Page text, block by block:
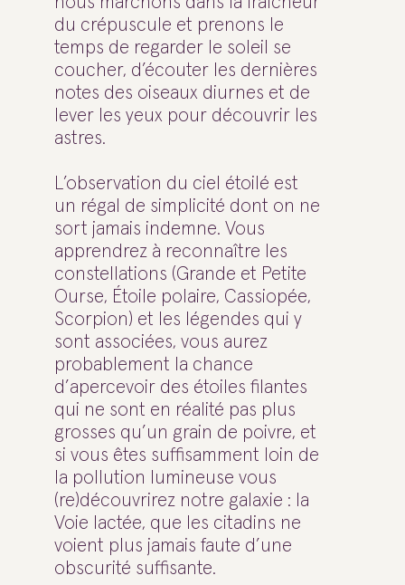
du crépuscule et prenons le
temps de regarder le soleil se
coucher, d’écouter les dernières
notes des oiseaux diurnes et de
lever les yeux pour découvrir les
astres.
L’observation du ciel étoilé est
un régal de simplicité dont on ne
sort jamais indemne. Vous
apprendrez à reconnaître les
constellations (Grande et Petite
Ourse, Étoile polaire, Cassiopée,
Scorpion) et les légendes qui y
sont associées, vous aurez
probablement la chance
d’apercevoir des étoiles filantes
qui ne sont en réalité pas plus
grosses qu’un grain de poivre, et
si vous êtes suffisamment loin de
la pollution lumineuse vous
(re)découvrirez notre galaxie : la
Voie lactée, que les citadins ne
voient plus jamais faute d’une
obscurité suffisante.